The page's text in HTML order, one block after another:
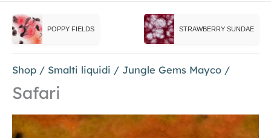
POPPY FIELDS STRAWBERRY SUNDAE
Shop / Smalti liquidi / Jungle Gems Mayco /
Safari